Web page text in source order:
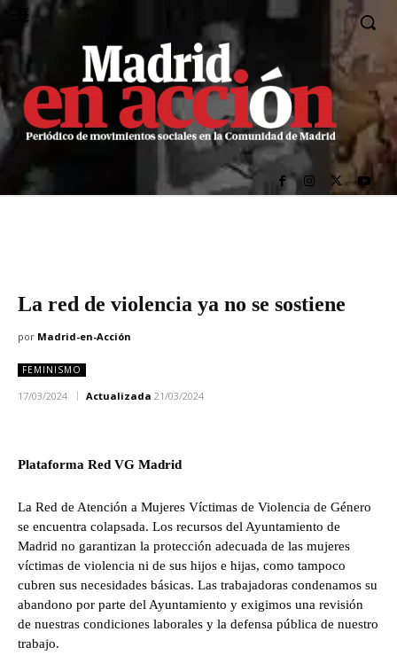
La red de violencia ya no se sostiene
por Madrid-en-Acción
FEMINISMO
17/03/2024 Actualizada 21/03/2024
Plataforma Red VG Madrid
La Red de Atención a Mujeres Víctimas de Violencia de Género
se encuentra colapsada. Los recursos del Ayuntamiento de
Madrid no garantizan la protección adecuada de las mujeres
víctimas de violencia ni de sus hijos e hijas, como tampoco
cubren sus necesidades básicas. Las trabajadoras condenamos su
abandono por parte del Ayuntamiento y exigimos una revisión
de nuestras condiciones laborales y la defensa pública de nuestro
trabajo.